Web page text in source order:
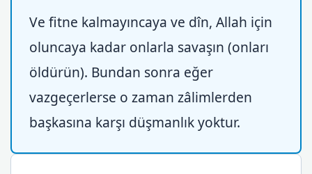
Ve fitne kalmayıncaya ve dîn, Allah için
oluncaya kadar onlarla savaşın (onları
öldürün). Bundan sonra eğer
vazgeçerlerse o zaman zâlimlerden
başkasına karşı düşmanlık yoktur.